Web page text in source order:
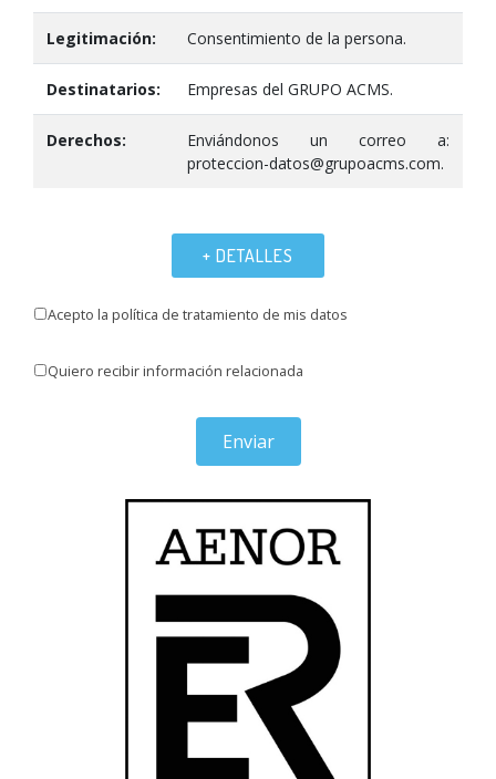
Legitimación: Consentimiento de la persona.
Destinatarios: Empresas del GRUPO ACMS.
Derechos:
Enviándonos un correo a:
proteccion-datos@grupoacms.com.
+ DETALLES
Acepto la política de tratamiento de mis datos
Quiero recibir información relacionada
Enviar